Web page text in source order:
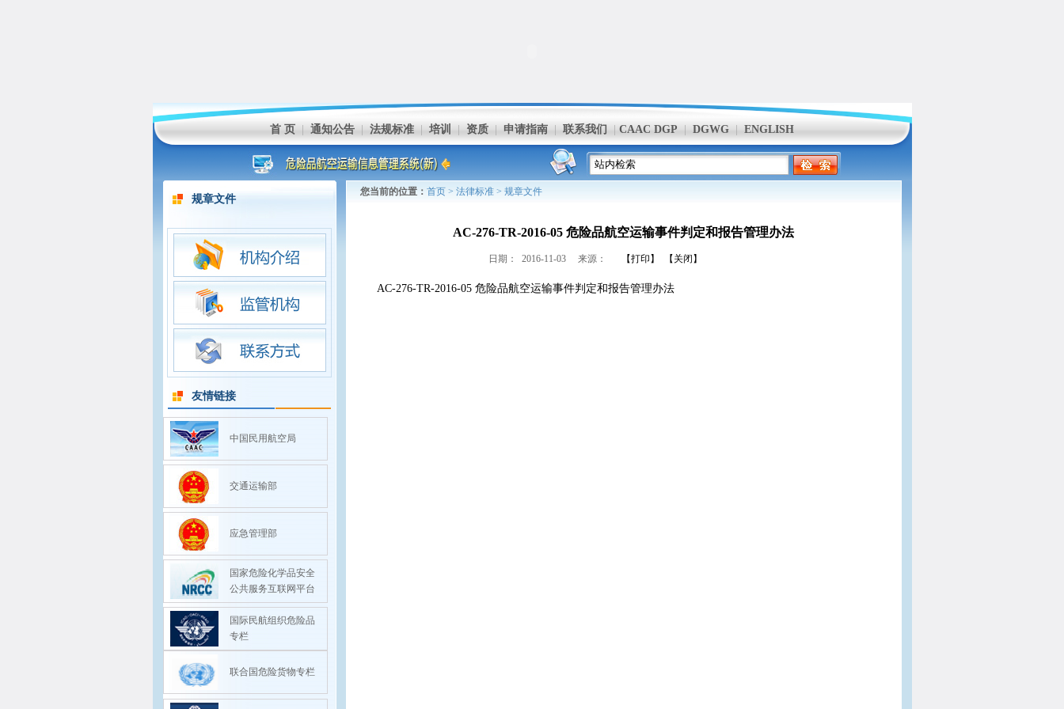
首 页 通知公告 法规标准|培训 资质 申请指南 联系我们 CAAC DGP DGWG ENGLISH
规章文件
友情链接
中国民用航空局
交通运输部
应急管理部
国家危险化学品安全
公共服务互联网平台
国际民航组织危险品
专栏
联合国危险货物专栏
您当前的位置： 首页> 法律标准> 规章文件
AC-276-TR-2016-05 危险品航空运输事件判定和报告管理办法
日期： 2016-11-03 来源： 【打印】 【关闭】
AC-276-TR-2016-05 危险品航空运输事件判定和报告管理办法